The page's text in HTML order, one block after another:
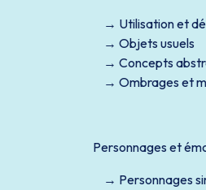
Utilisation et
Objets usuels
Concepts
Ombrages et
Personnages et
Personnages